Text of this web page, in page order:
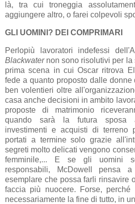
là, tra cui troneggia
aggiungere altro, o farei colpevoli
GLI UOMINI? DEI COMPRIMARI
Perlopiù lavoratori indefessi
Blackwaternon sono risolutivi per la
prima scena in cui Oscar ritrova
fede a quanto proposto dalle
ben volentieri oltre
casa anche decisioni in ambito
proposte di matrimonio
quando sarà la futura sposa
investimenti e acquisti di terreno
portati a termine solo grazie
segreti molto delicati vengono
femminile,... E se gli uomini
responsabili, McDowell pensa
esemplare che possa farli rinsavire
faccia più nuocere. Forse,
necessariamente la fine di tutto, in